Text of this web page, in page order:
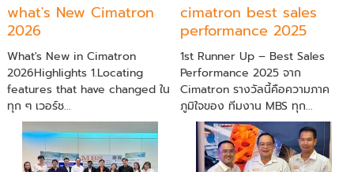
what's New Cimatron
2026
What's New in Cimatron
2026Highlights 1.Locating
features that have changed ใน
ทุก ๆ เวอร์ช...
cimatron best sales
performance 2025
1st Runner Up – Best Sales
Performance 2025 จาก
Cimatron รางวัลนี้คือความภาค
ภูมิใจของ ทีมงาน MBS ทุก...